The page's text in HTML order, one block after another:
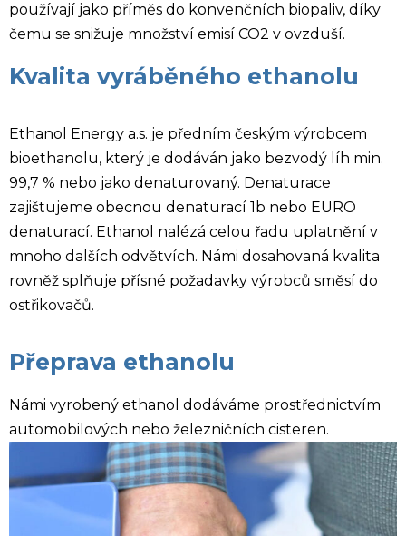
používají jako příměs do konvenčních biopaliv, díky
čemu se snižuje množství emisí CO2 v ovzduší.
Kvalita vyráběného ethanolu
Ethanol Energy a.s. je předním českým výrobcem
bioethanolu, který je dodáván jako bezvodý líh min.
99,7 % nebo jako denaturovaný. Denaturace
zajištujeme obecnou denaturací 1b nebo EURO
denaturací. Ethanol nalézá celou řadu uplatnění v
mnoho dalších odvětvích. Námi dosahovaná kvalita
rovněž splňuje přísné požadavky výrobců směsí do
ostřikovačů.
Přeprava ethanolu
Námi vyrobený ethanol dodáváme prostřednictvím
automobilových nebo železničních cisteren.